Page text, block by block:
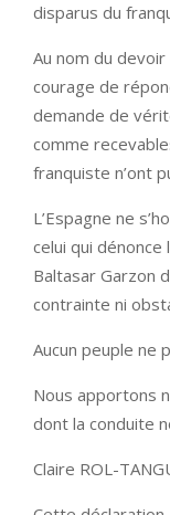
disparus du
Au nom du
courage de
demande de
comme
franquiste n’ont
L’Espagne ne
celui qui dénonce
Baltasar Garzon
contrainte ni
Aucun peuple ne
Nous apportons
dont la conduite
Claire ROL-